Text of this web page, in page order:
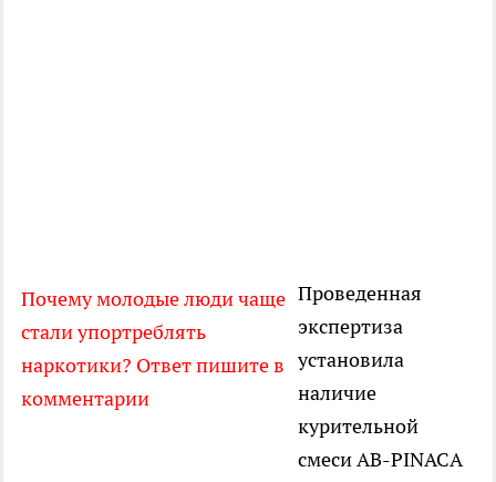
Почему молодые люди чаще
стали упортреблять
наркотики? Ответ пишите в
комментарии
Проведенная
экспертиза
установила
наличие
курительной
смеси AB-PINACA